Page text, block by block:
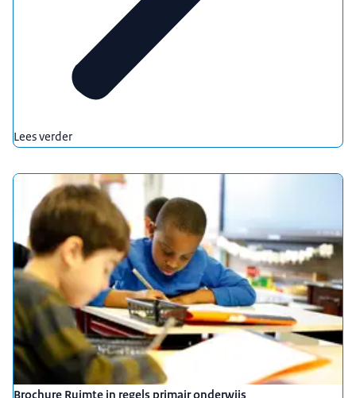
Daarin delen we de ervaringen van de dag met
elkaar de bevindingen van de leerkrachten en ik
deel ook mijn bevindingen op die dag.
En dat komt tot uiting in een waardering die als
het goed is, ook door het team meegedragen
op de richting die ze aan het opgaan zijn.
Hier staat de verleden tijd...
KEIJERS: Ik vind het energieke, het spontane van
de kinderen wat je iedere dag mag ervaren, wat je
mee mag maken, dat is zo mooi en het geeft jezelf,
behalve dat het onderwijs je veel energie kost
levert het je ook zo veel energie op daardoor, dat is
geweldig.
VAN DEN BERG: Mijn doel is: goed onderwijs voor
alle kinderen en iedereen die daarin werkzaam is,
dus ik ook als onderwijsinspecteur ervoor te
zorgen dat we met z'n allen het beste uit alle
kinderen halen.
Lees verder
Brochure Ruimte in regels primair onderwijs